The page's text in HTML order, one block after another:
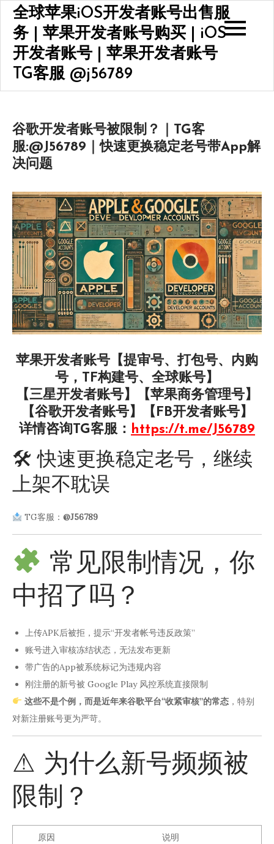
Skip
content
全球苹果iOS开发者账号出售服
务 | 苹果开发者账号购买 | iOS
开发者账号 | 苹果开发者账号
TG客服 @j56789
谷歌开发者账号被限制？｜TG客
服:@J56789｜快速更换稳定老号带App解
决问题
苹果开发者账号【提审号、打包号、内购
号，TF构建号、全球账号】
【三星开发者账号】【苹果商务管理号】
【谷歌开发者账号】【FB开发者账号】
详情咨询TG客服： https://t.me/J56789
🛠 快速更换稳定老号，继续
上架不耽误
TG客服： @J56789
常见限制情况，你
中招了吗？
上传APK后被拒，提示“开发者帐号违反政策”
账号进入审核冻结状态，无法发布更新
带广告的App被系统标记为违规内容
刚注册的新号被 Google Play 风控系统直接限制
这些不是个例，而是近年来谷歌平台“收紧审核”的常态，特别
对新注册账号更为严苛。
⚠ 为什么新号频频被
限制？
原因 说明